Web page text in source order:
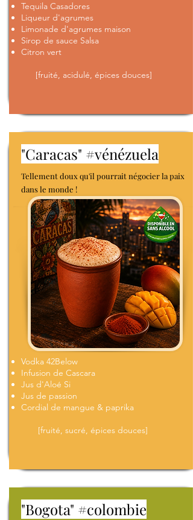
Tequila Casadores
Liqueur d'agrumes
Limonade d'agrumes maison
Sirop de sauce Salsa
Citron vert
[fruité, acidulé, épices douces]
"Caracas" #vénézuela
Tellement doux qu'il pourrait négocier la paix
dans le monde !
Vodka 42Below
Infusion de Cascara
Jus d'Aloé Si
Jus de passion
Cordial de mangue & paprika
[fruité, sucré, épices douces]
"Bogota" #colombie